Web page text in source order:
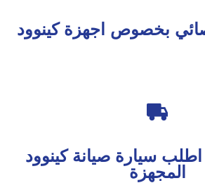
بخصوص اجهزة كينوود

سيارة صيانة كينوود
المجهزة